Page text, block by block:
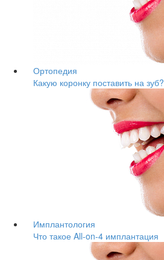
Ортопедия
Какую коронку поставить на зуб?
Имплантология
Что такое All-on-4 имплантация